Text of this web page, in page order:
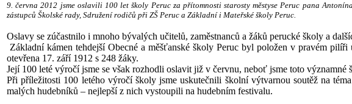
9. června 2012 jsme oslavili 100 let školy Peruc za přítomnosti starosty městyse Peruc pana
zástupců Školské rady, Sdružení rodičů při ZŠ Peruc a Základní i Mateřské školy Peruc.
Oslavy se zúčastnilo i mnoho bývalých učitelů, zaměstnanců a žáků perucké školy a
Základní kámen tehdejší Obecné a měšťanské školy Peruc byl položen v pravém
otevřena 17. září 1912 s 248 žáky.
Její 100 leté výročí jsme se však rozhodli oslavit již v červnu, neboť jsme toto
Při příležitosti 100 letého výročí školy jsme uskutečnili školní výtvarnou soutěž na
malých hudebníků – nejlepší z nich vystoupili na hudebním festivalu.